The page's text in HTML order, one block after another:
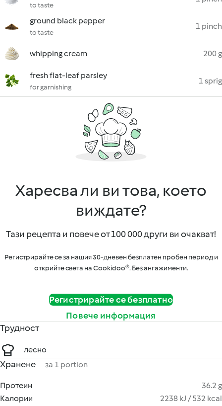
to taste
ground black pepper
to taste
1 pinch
whipping cream 200 g
fresh flat-leaf parsley
for garnishing
1 sprig
Харесва ли ви това, което
виждате?
Тази рецепта и повече от 100 000 други ви очакват!
Регистрирайте се за нашия 30-дневен безплатен пробен период и
открийте света на Cookidoo®. Без ангажименти.
Регистрирайте се безплатно
Повече информация
Трудност
лесно
Хранене за 1 portion
Протеин
36.2 g
Калории
2238 kJ / 532 kcal